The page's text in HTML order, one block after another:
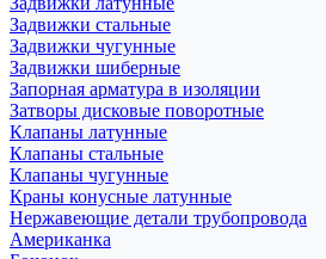
Задвижки стальные
Задвижки чугунные
Задвижки шиберные
Запорная арматура в изоляции
Затворы дисковые поворотные
Клапаны латунные
Клапаны стальные
Клапаны чугунные
Краны конусные латунные
Нержавеющие детали трубопровода
Американка